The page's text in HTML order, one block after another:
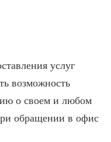
услуг
возможность
о своем и любом
обращении в офис